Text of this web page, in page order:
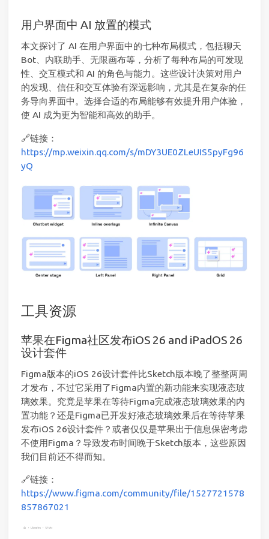
用户界面中 AI 放置的模式
本文探讨了 AI 在用户界面中的七种布局模式，包括聊天
Bot、内联助手、无限画布等，分析了每种布局的可发现
性、交互模式和 AI 的角色与能力。这些设计决策对用户
的发现、信任和交互体验有深远影响，尤其是在复杂的任
务导向界面中。选择合适的布局能够有效提升用户体验，
使 AI 成为更为智能和高效的助手。
🔗链接：
https://mp.weixin.qq.com/s/mDY3UE0ZLeUIS5pyFg96
yQ
工具资源
苹果在Figma社区发布iOS 26 and iPadOS 26
设计套件
Figma版本的iOS 26设计套件比Sketch版本晚了整整两周
才发布，不过它采用了Figma内置的新功能来实现液态玻
璃效果。究竟是苹果在等待Figma完成液态玻璃效果的内
置功能？还是Figma已开发好液态玻璃效果后在等待苹果
发布iOS 26设计套件？或者仅仅是苹果出于信息保密考虑
不使用Figma？导致发布时间晚于Sketch版本，这些原因
我们目前还不得而知。
🔗链接：
https://www.figma.com/community/file/1527721578
857867021